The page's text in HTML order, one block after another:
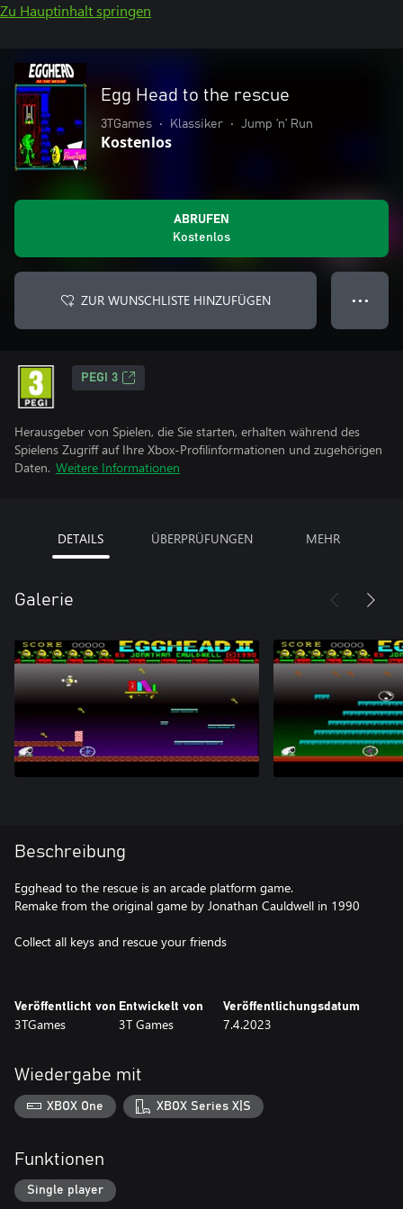
Zu Hauptinhalt springen
Egg Head to the rescue
3TGames • Klassiker • Jump ’n’ Run
Kostenlos
ABRUFEN
Kostenlos
ZUR WUNSCHLISTE HINZUFÜGEN ● ● ●
PEGI 3
Herausgeber von Spielen, die Sie starten, erhalten während des
Spielens Zugriff auf Ihre Xbox-Profilinformationen und zugehörigen
Daten. Weitere Informationen
DETAILS ÜBERPRÜFUNGEN MEHR
Galerie
Beschreibung
Egghead to the rescue is an arcade platform game.
Remake from the original game by Jonathan Cauldwell in 1990
Collect all keys and rescue your friends
Veröffentlicht von
3TGames
Entwickelt von
3T Games
Veröffentlichungsdatum
7.4.2023
Wiedergabe mit
XBOX One XBOX Series X|S
Funktionen
Single player